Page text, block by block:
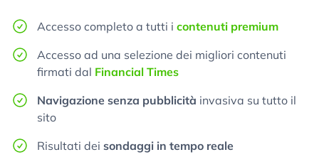
Accesso completo a tutti i contenuti premium
Accesso ad una selezione dei migliori contenuti
firmati dal Financial Times
Navigazione senza pubblicità invasiva su tutto il
sito
Risultati dei sondaggi in tempo reale